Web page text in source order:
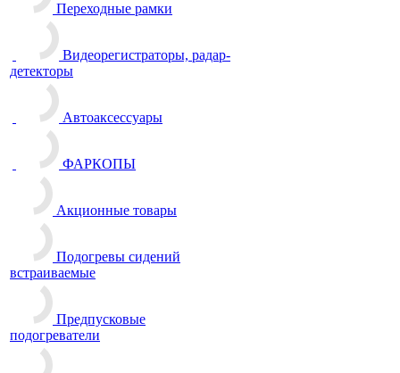
Переходные рамки
Видеорегистраторы, радар-
детекторы
Автоаксессуары
ФАРКОПЫ
Акционные товары
Подогревы сидений
встраиваемые
Предпусковые
подогреватели